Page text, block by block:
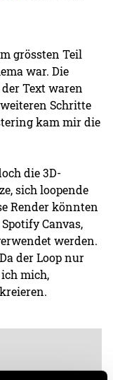
grössten Teil
war. Die
Text waren
Schritte
kam mir die
die 3D-
sich loopende
Render könnten
Canvas,
werden.
der Loop nur
mich,